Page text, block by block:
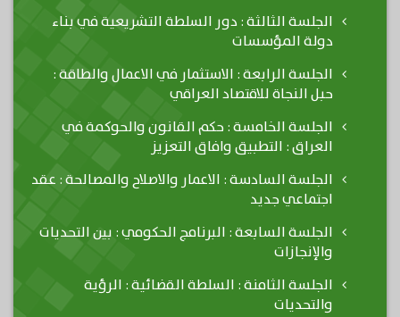
الجلسة الثالثة : دور السلطة التشريعية في بناء
دولة المؤسسات
الجلسة الرابعة : الاستثمار في الاعمال والطاقة :
حبل النجاة للاقتصاد العراقي
الجلسة الخامسة : حكم القانون والحوكمة في
العراق : التطبيق وافاق التعزيز
الجلسة السادسة : الاعمار والاصلاح والمصالحة : عقد
اجتماعي جديد
الجلسة السابعة : البرنامج الحكومي : بين التحديات
والإنجازات
الجلسة الثامنة : السلطة القضائية : الرؤية
والتحديات